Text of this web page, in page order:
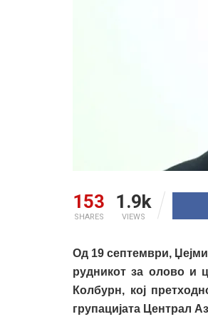
153
SHARES
1.9k
VIEWS
Од 19 септември,
рудникот за олово и
Колбурн, кој
групацијата Централ